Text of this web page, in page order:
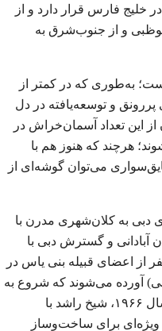
خلیج فارس قرار دارد و از
و از جنوب‌شرق به
به‌طوری که در کمتر از
و توسعه‌یافته در دل
این تعداد آسمان‌خراش در
هرچند که هنوز هم با
می‌توان گوشه‌ای از
دبی به کلان‌شهری مدرن با
آبادانی و گسترش دبی با
آل مکتوم آغاز می‌شود. ۸۰۰ نفر از اعضای قبیله بنی یاس در
بی) آورده می‌شوند که شروع به
خانه‌سازی می‌کنند. با کشف نفت در سال ۱۹۶۶، شیخ راشد با
برای ساخت‌وساز